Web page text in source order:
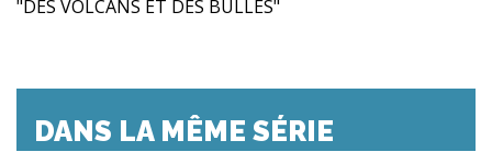
"DES VOLCANS ET DES BULLES"
DANS LA MÊME SÉRIE